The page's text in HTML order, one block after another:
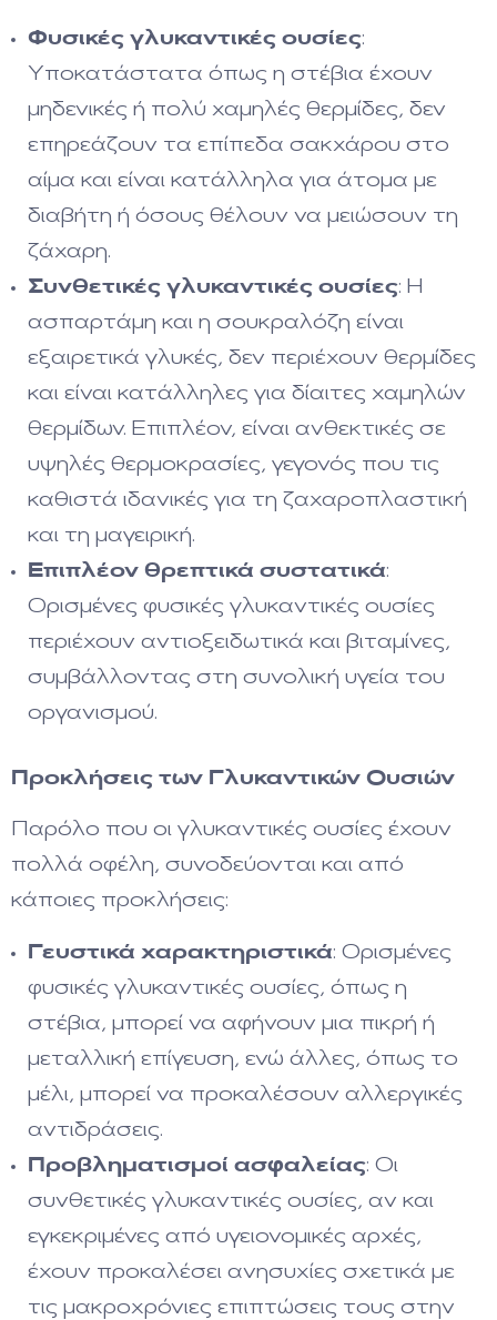
Φυσικές γλυκαντικές ουσίες:
Υποκατάστατα όπως η στέβια έχουν
μηδενικές ή πολύ χαμηλές θερμίδες, δεν
επηρεάζουν τα επίπεδα σακχάρου στο
αίμα και είναι κατάλληλα για άτομα με
διαβήτη ή όσους θέλουν να μειώσουν τη
ζάχαρη.
Συνθετικές γλυκαντικές ουσίες: Η
ασπαρτάμη και η σουκραλόζη είναι
εξαιρετικά γλυκές, δεν περιέχουν θερμίδες
και είναι κατάλληλες για δίαιτες χαμηλών
θερμίδων. Επιπλέον, είναι ανθεκτικές σε
υψηλές θερμοκρασίες, γεγονός που τις
καθιστά ιδανικές για τη ζαχαροπλαστική
και τη μαγειρική.
Επιπλέον θρεπτικά συστατικά:
Ορισμένες φυσικές γλυκαντικές ουσίες
περιέχουν αντιοξειδωτικά και βιταμίνες,
συμβάλλοντας στη συνολική υγεία του
οργανισμού.
Προκλήσεις των Γλυκαντικών Ουσιών
Παρόλο που οι γλυκαντικές ουσίες έχουν
πολλά οφέλη, συνοδεύονται και από
κάποιες προκλήσεις:
Γευστικά χαρακτηριστικά: Ορισμένες
φυσικές γλυκαντικές ουσίες, όπως η
στέβια, μπορεί να αφήνουν μια πικρή ή
μεταλλική επίγευση, ενώ άλλες, όπως το
μέλι, μπορεί να προκαλέσουν αλλεργικές
αντιδράσεις.
Προβληματισμοί ασφαλείας: Οι
συνθετικές γλυκαντικές ουσίες, αν και
εγκεκριμένες από υγειονομικές αρχές,
έχουν προκαλέσει ανησυχίες σχετικά με
τις μακροχρόνιες επιπτώσεις τους στην